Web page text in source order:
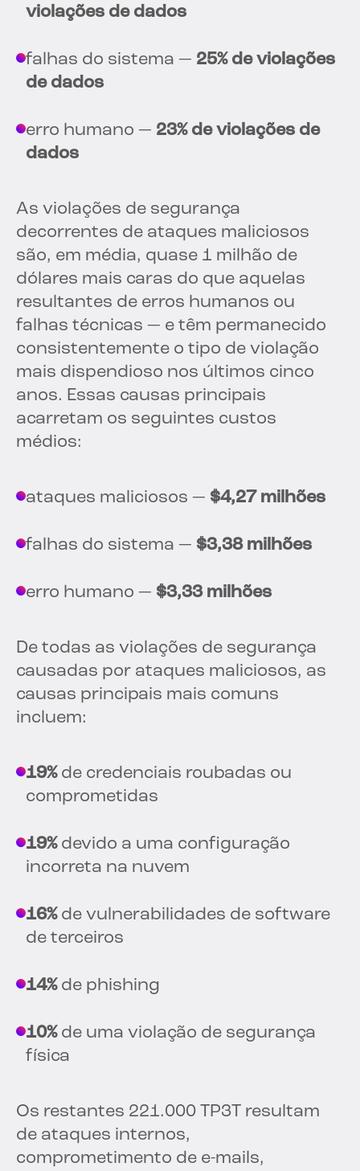
violações de dados
falhas do sistema — 25% de violações
de dados
erro humano — 23% de violações de
dados
As violações de segurança
decorrentes de ataques maliciosos
são, em média, quase 1 milhão de
dólares mais caras do que aquelas
resultantes de erros humanos ou
falhas técnicas — e têm permanecido
consistentemente o tipo de violação
mais dispendioso nos últimos cinco
anos. Essas causas principais
acarretam os seguintes custos
médios:
ataques maliciosos — $4,27 milhões
falhas do sistema — $3,38 milhões
erro humano — $3,33 milhões
De todas as violações de segurança
causadas por ataques maliciosos, as
causas principais mais comuns
incluem:
19%de credenciais roubadas ou
comprometidas
19%devido a uma configuração
incorreta na nuvem
16%de vulnerabilidades de software
de terceiros
14%de phishing
10%de uma violação de segurança
física
Os restantes 221.000 TP3T resultam
de ataques internos,
comprometimento de e-mails,